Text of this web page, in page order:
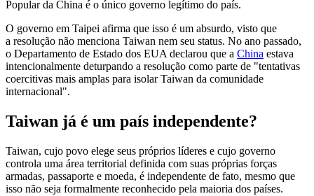
Popular da China é o único governo legítimo do país.
O governo em Taipei afirma que isso é um absurdo, visto que
a resolução não menciona Taiwan nem seu status. No ano passado,
o Departamento de Estado dos EUA declarou que a China estava
intencionalmente deturpando a resolução como parte de "tentativas
coercitivas mais amplas para isolar Taiwan da comunidade
internacional".
Taiwan já é um país independente?
Taiwan, cujo povo elege seus próprios líderes e cujo governo
controla uma área territorial definida com suas próprias forças
armadas, passaporte e moeda, é independente de fato, mesmo que
isso não seja formalmente reconhecido pela maioria dos países.